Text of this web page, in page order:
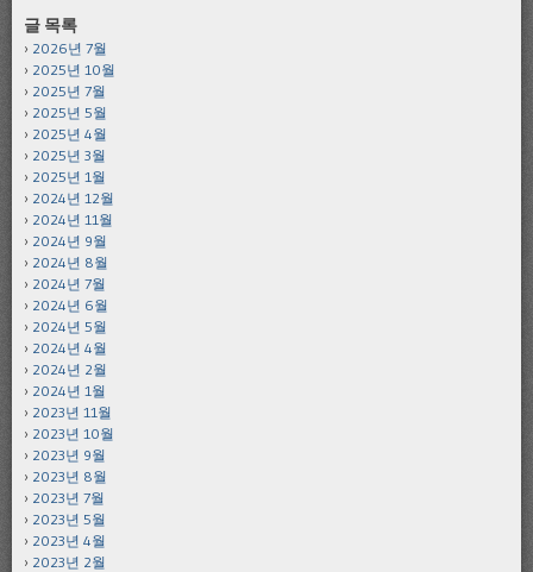
글 목록
2026년 7월
2025년 10월
2025년 7월
2025년 5월
2025년 4월
2025년 3월
2025년 1월
2024년 12월
2024년 11월
2024년 9월
2024년 8월
2024년 7월
2024년 6월
2024년 5월
2024년 4월
2024년 2월
2024년 1월
2023년 11월
2023년 10월
2023년 9월
2023년 8월
2023년 7월
2023년 5월
2023년 4월
2023년 2월